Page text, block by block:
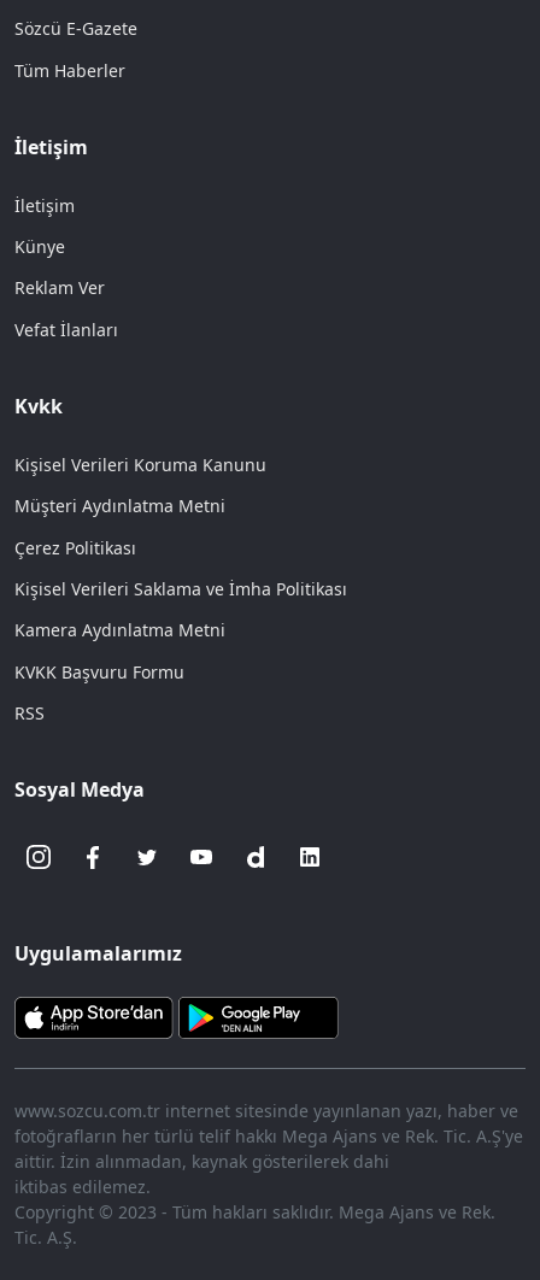
Sözcü E-Gazete
Tüm Haberler
İletişim
İletişim
Künye
Reklam Ver
Vefat İlanları
Kvkk
Kişisel Verileri Koruma Kanunu
Müşteri Aydınlatma Metni
Çerez Politikası
Kişisel Verileri Saklama ve İmha Politikası
Kamera Aydınlatma Metni
KVKK Başvuru Formu
RSS
Sosyal Medya
Uygulamalarımız
www.sozcu.com.tr internet sitesinde yayınlanan yazı, haber ve
fotoğrafların her türlü telif hakkı Mega Ajans ve Rek. Tic. A.Ş'ye
aittir. İzin alınmadan, kaynak gösterilerek dahi
iktibas edilemez.
Copyright © 2023 - Tüm hakları saklıdır. Mega Ajans ve Rek.
Tic. A.Ş.